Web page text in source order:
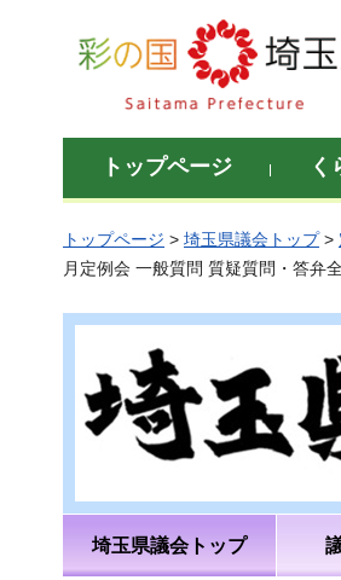
彩の国 埼玉県
トップページ く
トップページ > 埼玉県議会トップ>
月定例会 一般質問 質疑質問・答弁
埼玉県議会トップ